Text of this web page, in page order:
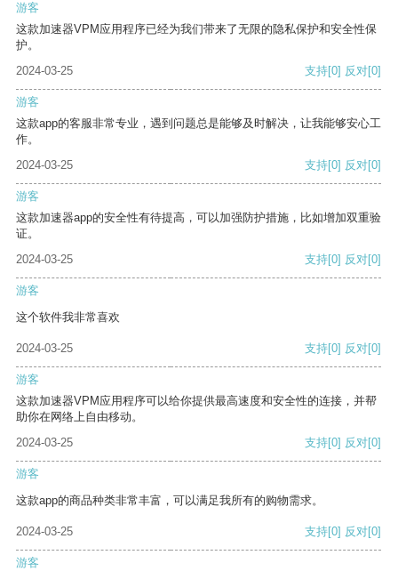
游客
这款加速器VPM应用程序已经为我们带来了无限的隐私保护和安全性保
护。
2024-03-25
支持[0] 反对[0]
游客
这款app的客服非常专业，遇到问题总是能够及时解决，让我能够安心工
作。
2024-03-25
支持[0] 反对[0]
游客
这款加速器app的安全性有待提高，可以加强防护措施，比如增加双重验
证。
2024-03-25
支持[0] 反对[0]
游客
这个软件我非常喜欢
2024-03-25 支持[0] 反对[0]
游客
这款加速器VPM应用程序可以给你提供最高速度和安全性的连接，并帮
助你在网络上自由移动。
2024-03-25
支持[0] 反对[0]
游客
这款app的商品种类非常丰富，可以满足我所有的购物需求。
2024-03-25 支持[0] 反对[0]
游客